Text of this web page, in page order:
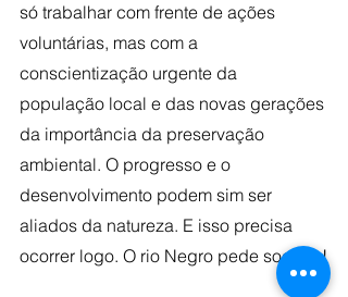
só trabalhar com frente de ações
voluntárias, mas com a
conscientização urgente da
população local e das novas gerações
da importância da preservação
ambiental. O progresso e o
desenvolvimento podem sim ser
aliados da natureza. E isso precisa
ocorrer logo. O rio Negro pede socorro!